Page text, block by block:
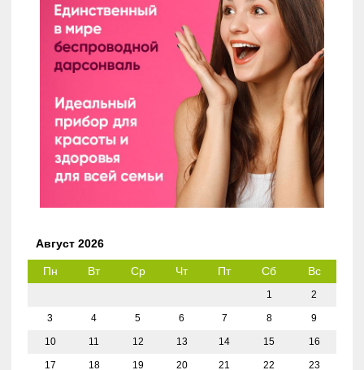
Август 2026
Пн Вт Ср Чт Пт Сб Вс
1 2
3 4 5 6 7 8 9
10 11 12 13 14 15 16
17 18 19 20 21 22 23